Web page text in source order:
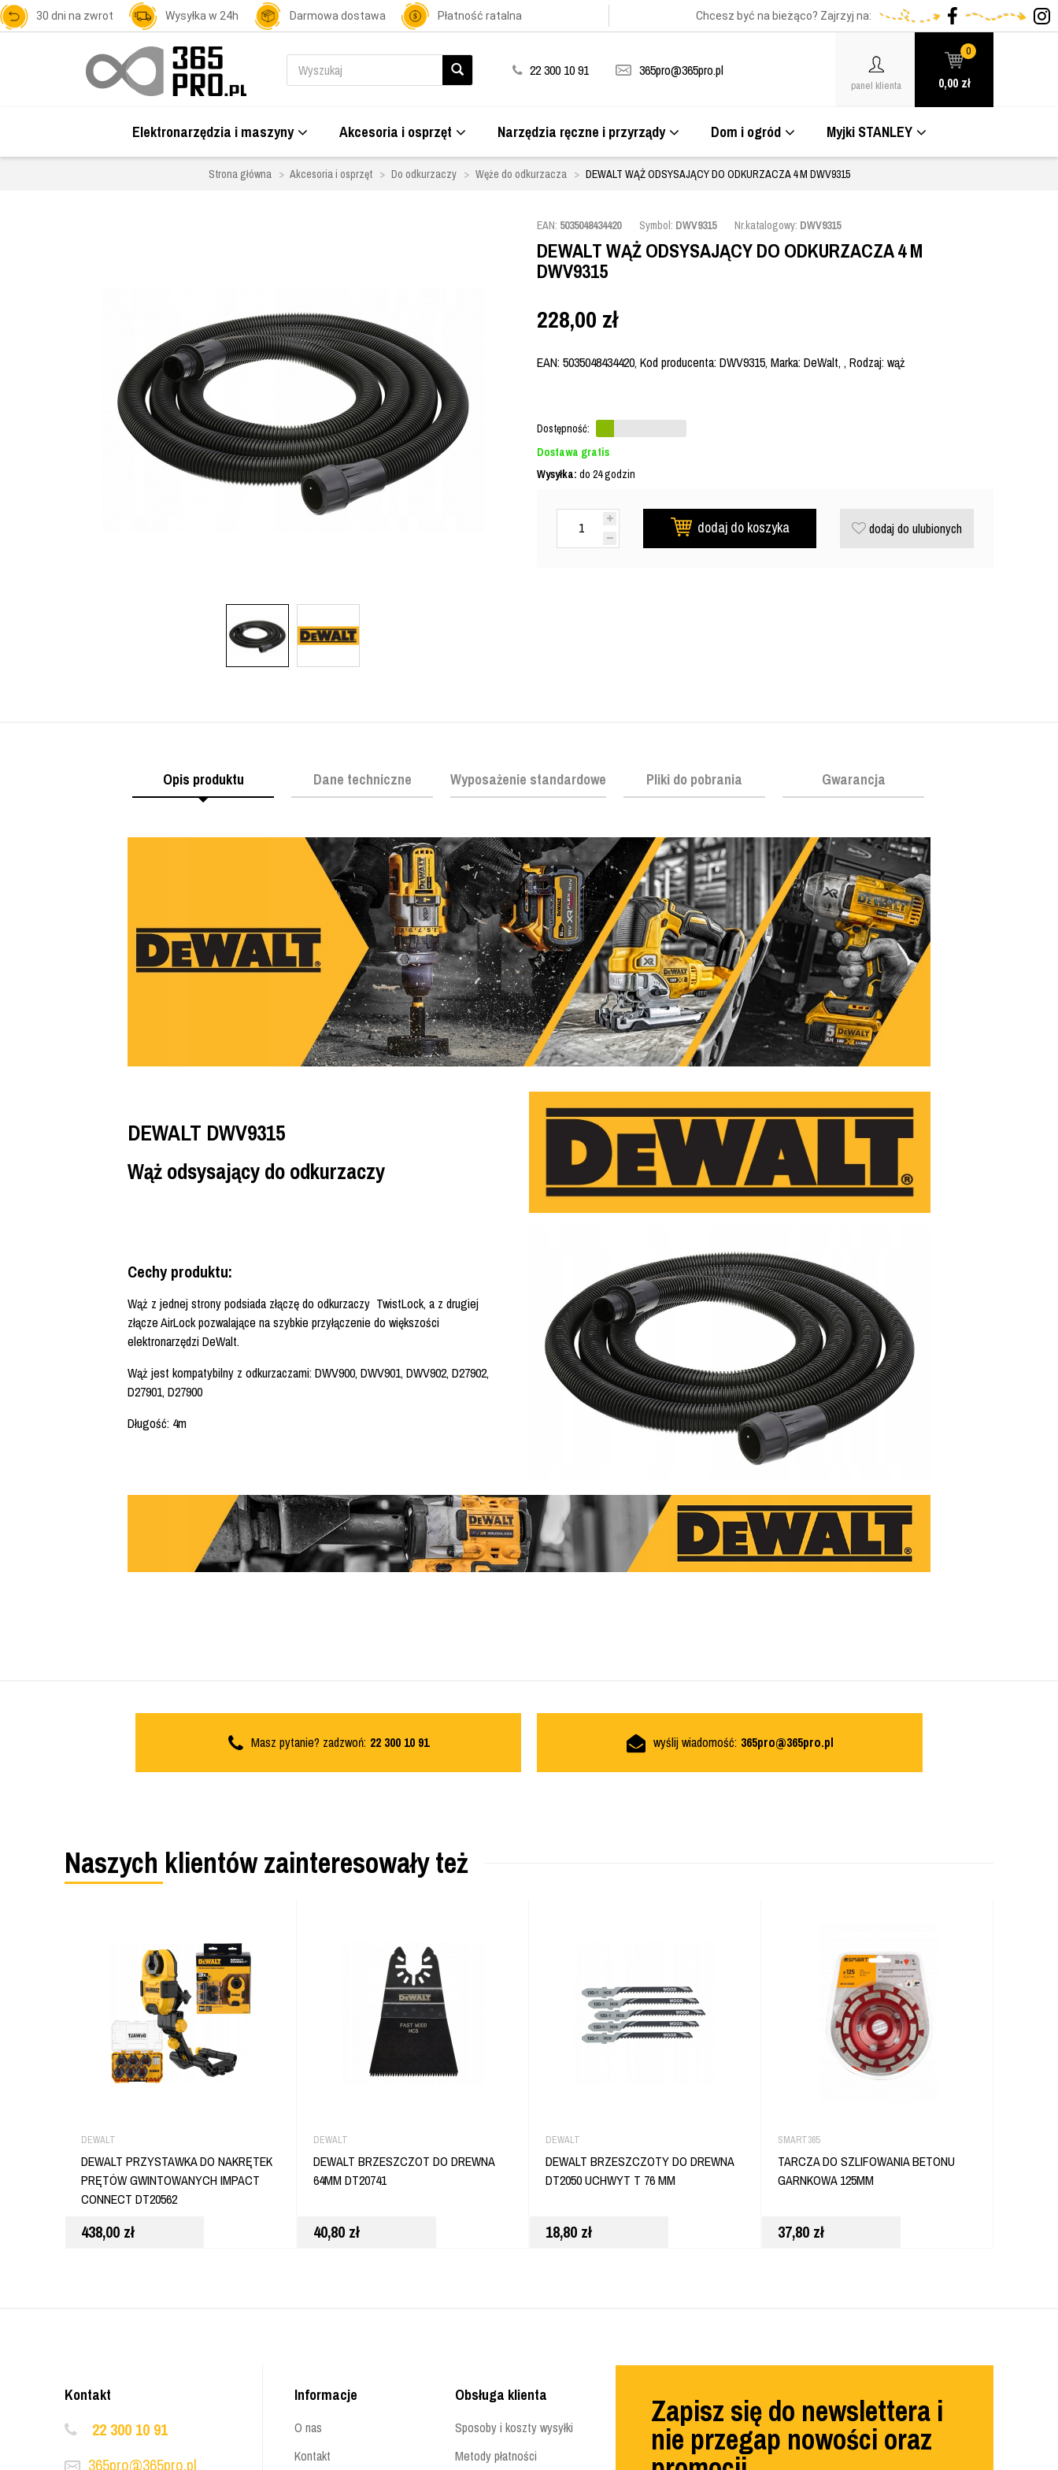
30 dni na zwrot Wysyłka w 24h Darmowa dostawa Płatność ratalna Chcesz być na bieżąco? Zajrzyj na:
22 300 10 91 365pro@365pro.pl
panel klienta
0
0,00 zł
Elektronarzędzia i maszyny Akcesoria i osprzęt Narzędzia ręczne i przyrządy Dom i ogród Myjki STANLEY
Strona główna Akcesoria i osprzęt Do odkurzaczy Węże do odkurzacza DEWALT WĄŻ ODSYSAJĄCY DO ODKURZACZA 4 M DWV9315
EAN: 5035048434420 Symbol: DWV9315 Nr.katalogowy: DWV9315
DEWALT WĄŻ ODSYSAJĄCY DO ODKURZACZA 4 M
DWV9315
228,00 zł
EAN: 5035048434420, Kod producenta: DWV9315, Marka: DeWalt, , Rodzaj: wąż
Dostępność:
Dostawa gratis
Wysyłka: do 24 godzin
dodaj do koszyka dodaj do ulubionych
Opis produktu Dane techniczne Wyposażenie standardowe Pliki do pobrania Gwarancja
DEWALT DWV9315
Wąż odsysający do odkurzaczy
Cechy produktu:
Wąż z jednej strony podsiada złączę do odkurzaczy TwistLock, a z drugiej
złącze AirLock pozwalające na szybkie przyłączenie do większości
elektronarzędzi DeWalt.
Wąż jest kompatybilny z odkurzaczami: DWV900, DWV901, DWV902, D27902,
D27901, D27900
Długość: 4m
Masz pytanie? zadzwoń: 22 300 10 91 wyślij wiadomość: 365pro@365pro.pl
Naszych klientów zainteresowały też
DEWALT
DEWALT PRZYSTAWKA DO NAKRĘTEK
PRĘTÓW GWINTOWANYCH IMPACT
CONNECT DT20562
438,00 zł
DEWALT
DEWALT BRZESZCZOT DO DREWNA
64MM DT20741
40,80 zł
DEWALT
DEWALT BRZESZCZOTY DO DREWNA
DT2050 UCHWYT T 76 MM
18,80 zł
SMART365
TARCZA DO SZLIFOWANIA BETONU
GARNKOWA 125MM
37,80 zł
Zapisz się do newslettera i
nie przegap nowości oraz
Informacje
O nas
Kontakt
Obsługa klienta
Sposoby i koszty wysyłki
Metody płatności
Kontakt
22 300 10 91
365pro@365pro.pl